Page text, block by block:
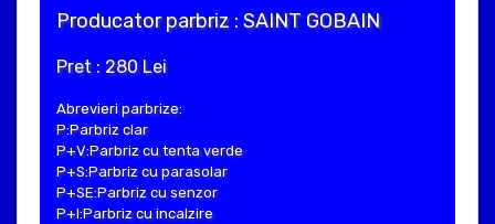
Producator parbriz : SAINT GOBAIN
Pret : 280 Lei
Abrevieri parbrize:
P:Parbriz clar
P+V:Parbriz cu tenta verde
P+S:Parbriz cu parasolar
P+SE:Parbriz cu senzor
P+I:Parbriz cu incalzire